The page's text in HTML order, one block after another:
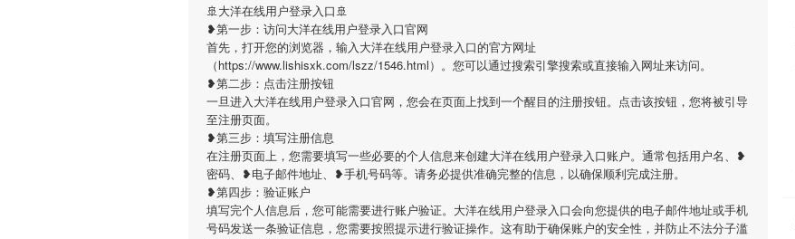
🚢大洋在线用户登录入口🚢
❥第一步：访问大洋在线用户登录入口官网
首先，打开您的浏览器，输入大洋在线用户登录入口的官方网址
（https://www.lishisxk.com/lszz/1546.html）。您可以通过搜索引擎搜索或直接输入网址来访问。
❥第二步：点击注册按钮
一旦进入大洋在线用户登录入口官网，您会在页面上找到一个醒目的注册按钮。点击该按钮，您将被引导
至注册页面。
❥第三步：填写注册信息
在注册页面上，您需要填写一些必要的个人信息来创建大洋在线用户登录入口账户。通常包括用户名、❥
密码、❥电子邮件地址、❥手机号码等。请务必提供准确完整的信息，以确保顺利完成注册。
❥第四步：验证账户
填写完个人信息后，您可能需要进行账户验证。大洋在线用户登录入口会向您提供的电子邮件地址或手机
号码发送一条验证信息，您需要按照提示进行验证操作。这有助于确保账户的安全性，并防止不法分子滥